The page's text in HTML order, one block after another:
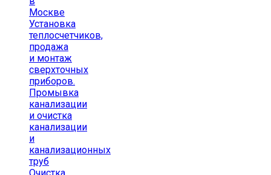
Москве
Установка
теплосчетчиков,
продажа
и монтаж
сверхточных
приборов.
Промывка
канализации
и очистка
канализации
и
канализационных
труб